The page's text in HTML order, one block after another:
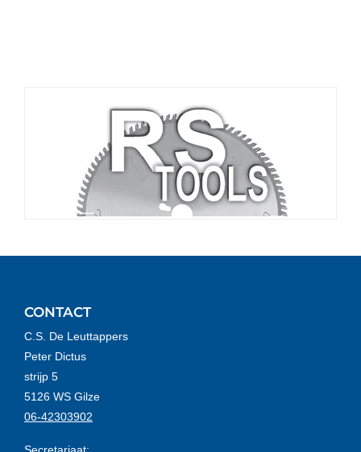
CONTACT
C.S. De Leuttappers
Peter Dictus
strijp 5
5126 WS Gilze
06-42303902